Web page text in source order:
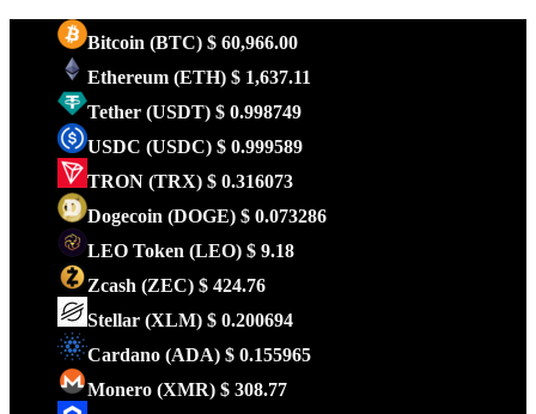
Bitcoin (BTC) $ 60,966.00
Ethereum (ETH) $ 1,637.11
Tether (USDT) $ 0.998749
USDC (USDC) $ 0.999589
TRON (TRX) $ 0.316073
Dogecoin (DOGE) $ 0.073286
LEO Token (LEO) $ 9.18
Zcash (ZEC) $ 424.76
Stellar (XLM) $ 0.200694
Cardano (ADA) $ 0.155965
Monero (XMR) $ 308.77